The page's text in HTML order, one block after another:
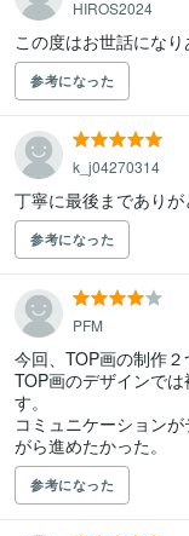
HIROS2024
この度はお世話にな
参考になった
k_j04270314
丁寧に最後まであり
参考になった
PFM
今回、TOP画の制作２
TOP画のデザインで
す。
コミュニケーション
がら進めたかった。
参考になった